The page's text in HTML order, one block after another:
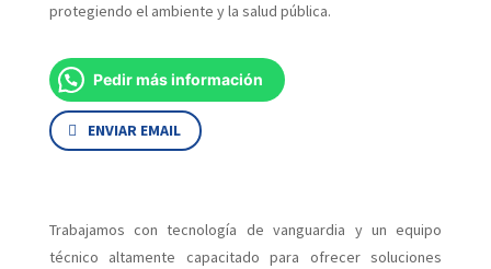
protegiendo el ambiente y la salud pública.
Pedir más información
ENVIAR EMAIL
Trabajamos con tecnología de vanguardia y un equipo
técnico altamente capacitado para ofrecer soluciones